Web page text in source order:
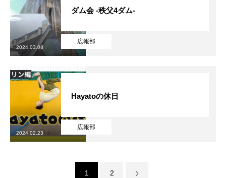
広報部
ダム会 -秩父4ダム-
2024.03.08
広報部
Hayatoの休日
2024.02.23
1 2